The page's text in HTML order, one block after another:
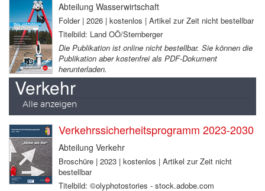
Abteilung Wasserwirtschaft
Folder | 2026 | kostenlos | Artikel zur Zeit nicht bestellbar
Titelbild: Land OÖ/Sternberger
Die Publikation ist online nicht bestellbar. Sie können die
Publikation aber kostenfrei als PDF-Dokument
herunterladen.
Verkehr
Alle anzeigen
Verkehrssicherheitsprogramm 2023-2030
Abteilung Verkehr
Broschüre | 2023 | kostenlos | Artikel zur Zeit nicht
bestellbar
Titelbild: ©olyphotostories - stock.adobe.com